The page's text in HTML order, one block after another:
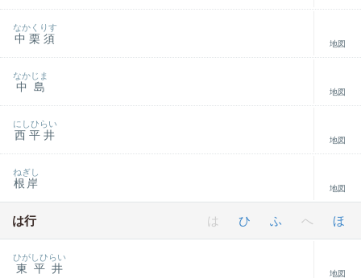
中栗須
なかくりす
地図
中島
なかじま
地図
西平井
にしひらい
地図
根岸
ねぎし
地図
は行 は ひ ふ へ ほ
東平井
ひがしひらい
地図